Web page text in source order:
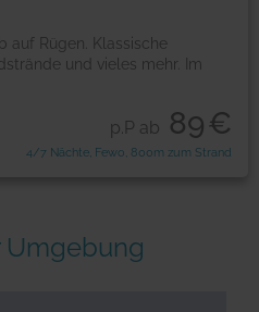
auf Rügen. Klassische
und vieles mehr. Im
p.P ab 89€
4/7 Nächte, Fewo, 800m zum Strand
Umgebung